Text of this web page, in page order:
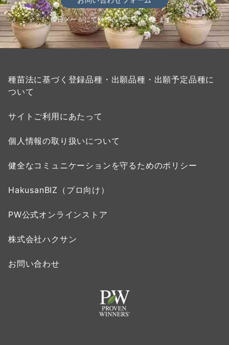
後日メールにて回答させていただきます。
種苗法に基づく登録品種・出願品種・出願予定品種に
ついて
サイトご利用にあたって
個人情報の取り扱いについて
健全なコミュニケーションを守るためのポリシー
HakusanBIZ（プロ向け）
PW公式オンラインストア
株式会社ハクサン
お問い合わせ